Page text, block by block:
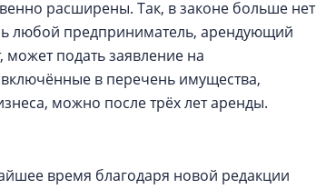
расширены. Так, в законе больше нет
любой предприниматель, арендующий
подать заявление на
в перечень имущества,
можно после трёх лет аренды.
время благодаря новой редакции